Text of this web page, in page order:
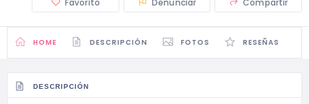
Favorito Denunciar Compartir
HOME DESCRIPCIÓN FOTOS RESEÑAS
DESCRIPCIÓN